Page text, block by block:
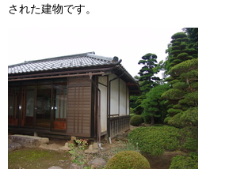
された建物です。